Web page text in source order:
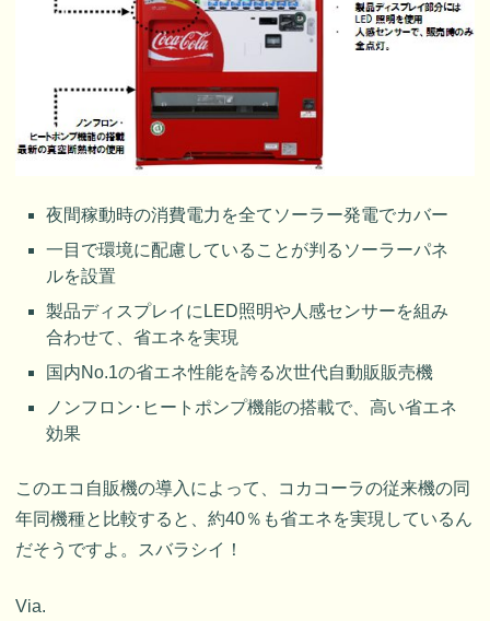
夜間稼動時の消費電力を全てソーラー発電でカバー
一目で環境に配慮していることが判るソーラーパネ
ルを設置
製品ディスプレイにLED照明や人感センサーを組み
合わせて、省エネを実現
国内No.1の省エネ性能を誇る次世代自動販販売機
ノンフロン･ヒートポンプ機能の搭載で、高い省エネ
効果
このエコ自販機の導入によって、コカコーラの従来機の同
年同機種と比較すると、約40％も省エネを実現しているん
だそうですよ。スバラシイ！
Via.